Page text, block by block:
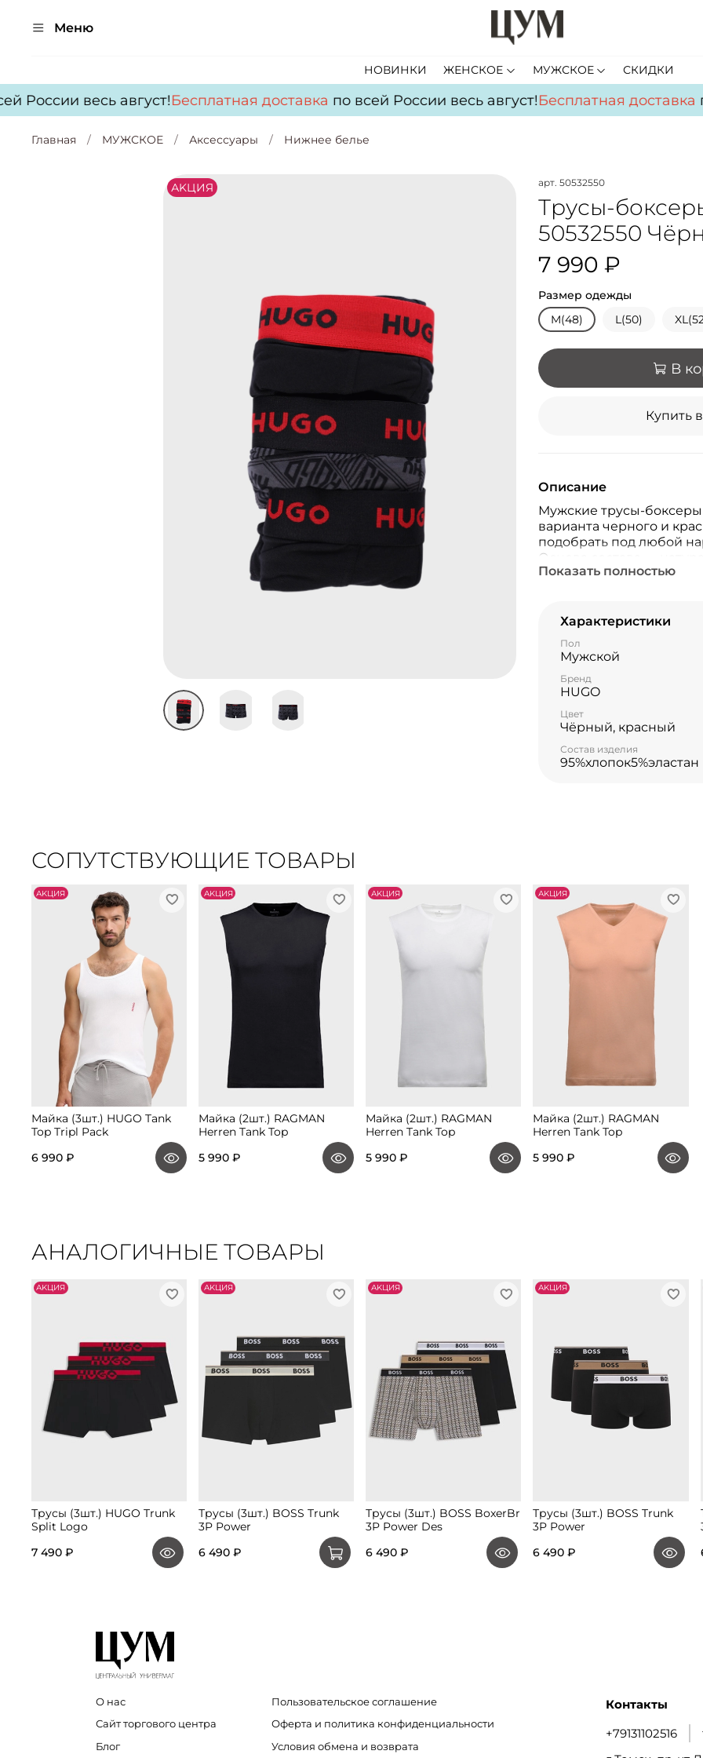
Меню
НОВИНКИ ЖЕНСКОЕ МУЖСКОЕ СКИДКИ
России весь август!Бесплатная доставкапо всей России весь август!Бесплатная доставка
Главная МУЖСКОЕ Аксессуары Нижнее белье
АKЦИЯ арт. 50532550
Трусы-
50532550
7 990 ₽
Размер одежды
M(48)
L(50)
В
Купить
Описание
Мужские трусы-боксеры
варианта черного и
подобрать под любой
Основа состава —
обеспечивает приятную
Показать полностью
Характеристики
Пол
Мужской
Бренд
HUGO
Цвет
Чёрный, красный
Состав изделия
95%хлопок5%эластан
СОПУТСТВУЮЩИЕ ТОВАРЫ
АKЦИЯ
Майка (3шт.) HUGO Tank
Top Tripl Pack
6 990 ₽
АKЦИЯ
Майка (2шт.) RAGMAN
Herren Tank Top
5 990 ₽
АKЦИЯ
Майка (2шт.) RAGMAN
Herren Tank Top
5 990 ₽
АKЦИЯ
Майка (2шт.) RAGMAN
Herren Tank Top
5 990 ₽
АНАЛОГИЧНЫЕ ТОВАРЫ
АKЦИЯ
Трусы (3шт.) HUGO Trunk
Split Logo
7 490 ₽
АKЦИЯ
Трусы (3шт.) BOSS Trunk
3P Power
6 490 ₽
АKЦИЯ
Трусы (3шт.) BOSS BoxerBr
3P Power Des
6 490 ₽
АKЦИЯ
Трусы (3шт.) BOSS Trunk
3P Power
6 490 ₽
О нас
Сайт торгового центра
Блог
Пользовательское соглашение
Оферта и политика конфиденциальности
Условия обмена и возврата
Контакты
+79131102516